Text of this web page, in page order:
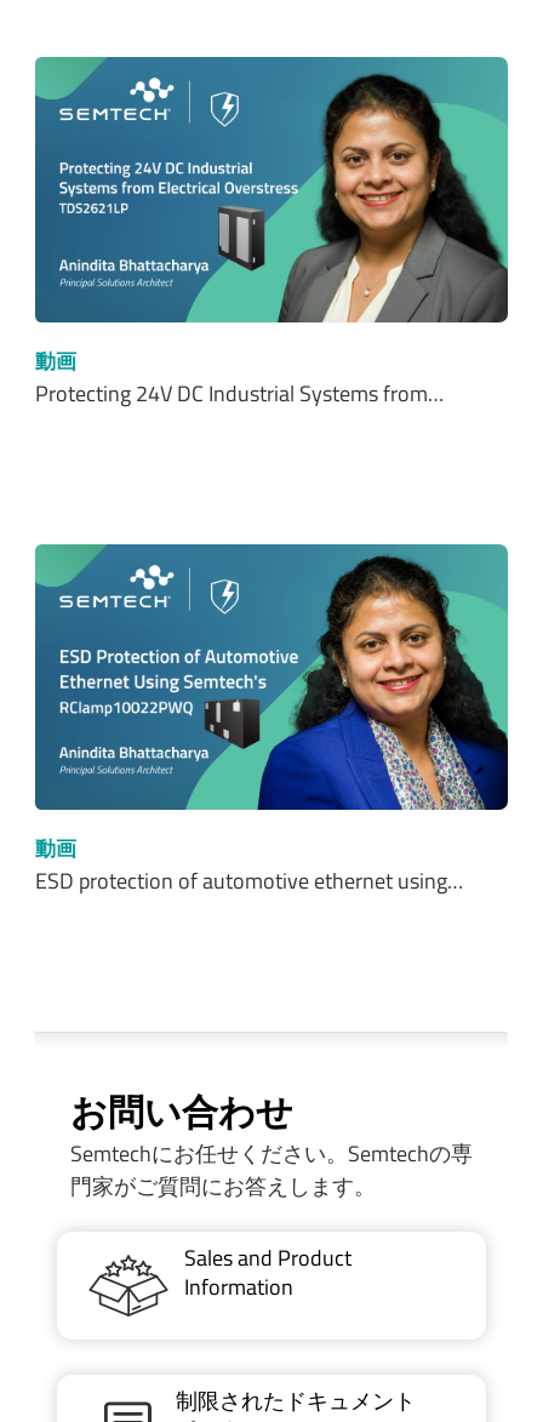
動画
Protecting 24V DC Industrial Systems from…
動画
ESD protection of automotive ethernet using…
お問い合わせ
Semtechにお任せください。Semtechの専
門家がご質問にお答えします。
Sales and Product
Information
制限されたドキュメント